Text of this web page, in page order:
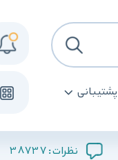
پشتیبانی
نظرات :38737